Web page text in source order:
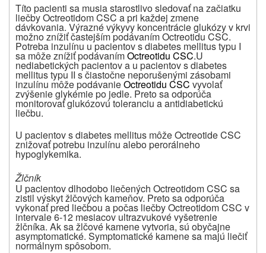
Títo pacienti sa musia starostlivo sledovať na začiatku
liečby Octreotidom CSC a pri každej zmene
dávkovania. Výrazné výkyvy koncentrácie glukózy v krvi
možno znížiť častejším podávaním Octreotidu CSC.
Potreba inzulínu u pacientov s diabetes mellitus typu I
sa môže znížiť podávanímOctreotidu CSC.U
nediabetických pacientov a u pacientov s diabetes
mellitus typu II s čiastočne neporušenými zásobami
inzulínu môže podávanieOctreotidu CSC vyvolať
zvýšenie glykémie po jedle. Preto sa odporúča
monitorovať glukózovú toleranciu a antidiabetickú
liečbu.
U pacientov s diabetes mellitus môže Octreotide CSC
znižovať potrebu inzulínu alebo perorálneho
hypoglykemika.
Žlčník
U pacientov dlhodobo liečených Octreotidom CSC sa
zistil výskyt žlčových kameňov. Preto sa odporúča
vykonať pred liečbou a počas liečby Octreotidom CSC v
intervale 6-12 mesiacov ultrazvukové vyšetrenie
žlčníka. Ak sa žlčové kamene vytvoria, sú obyčajne
asymptomatické. Symptomatické kamene sa majú liečiť
normálnym spôsobom.